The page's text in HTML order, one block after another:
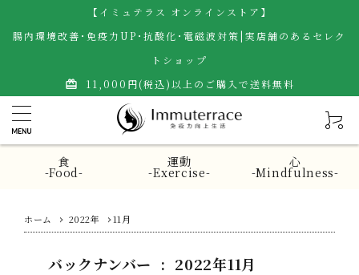
【イミュテラス オンラインストア】
腸内環境改善･免疫力UP･抗酸化･電磁波対策|実店舗のあるセレク
トショップ
card_giftcard 11,000円(税込)以上のご購入で送料無料
食
-Food-
運動
-Exercise-
心
-Mindfulness-
ホーム 2022年 11月
バックナンバー : 2022年11月